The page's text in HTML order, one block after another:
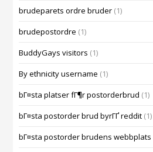
brudeparets ordre bruder (1)
brudepostordre (1)
BuddyGays visitors (1)
By ethnicity username (1)
bГ¤sta platser fГ¶r postorderbrud (1)
bГ¤sta postorder brud byrГҐ reddit (1)
bГ¤sta postorder brudens webbplats